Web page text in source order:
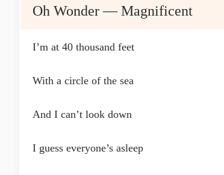
Oh Wonder — Magnificent
I’m at 40 thousand feet
With a circle of the sea
And I can’t look down
I guess everyone’s asleep